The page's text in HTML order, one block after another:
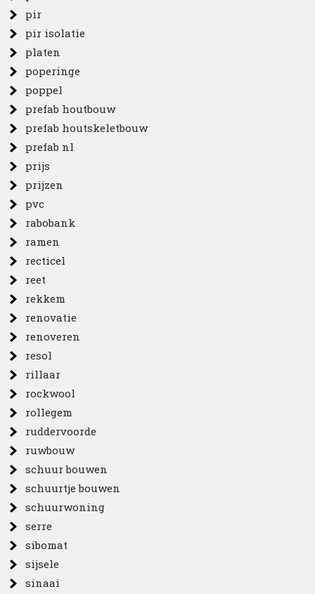
pir
pir isolatie
platen
poperinge
poppel
prefab houtbouw
prefab houtskeletbouw
prefab nl
prijs
prijzen
pvc
rabobank
ramen
recticel
reet
rekkem
renovatie
renoveren
resol
rillaar
rockwool
rollegem
ruddervoorde
ruwbouw
schuur bouwen
schuurtje bouwen
schuurwoning
serre
sibomat
sijsele
sinaai